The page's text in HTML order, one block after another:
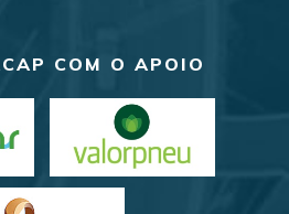
COM O APOIO